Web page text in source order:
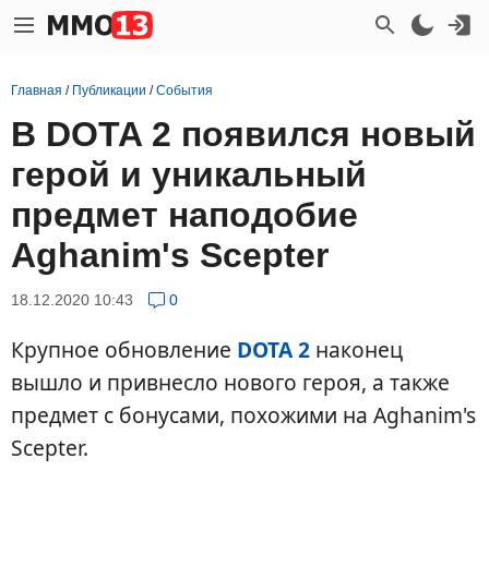
Главная / Публикации /События
В DOTA 2 появился новый
герой и уникальный
предмет наподобие
Aghanim's Scepter
18.12.2020 10:43 0
Крупное обновление DOTA 2 наконец
вышло и привнесло нового героя, а также
предмет с бонусами, похожими на Aghanim's
Scepter.